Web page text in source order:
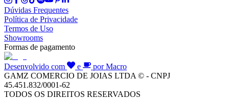
Dúvidas Frequentes
Política de Privacidade
Termos de Uso
Showrooms
Formas de pagamento
Desenvolvido com e
por Macro
GAMZ COMERCIO DE JOIAS LTDA © - CNPJ
45.451.832/0001-62
TODOS OS DIREITOS RESERVADOS